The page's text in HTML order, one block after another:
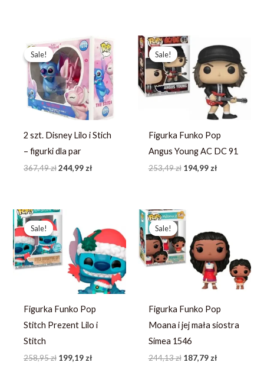
Sale!
Sale!
2 szt. Disney Lilo i Stich
– figurki dla par
367,49zł
Pierwotna
cena
wynosiła:
367,49 zł.
244,99zł
Aktualna
cena
wynosi:
244,99 zł.
Sale!
Sale!
Figurka Funko Pop
Angus Young AC DC 91
253,49zł
Pierwotna
cena
wynosiła:
253,49 zł.
194,99zł
cena
wynosi:
194,99 zł.
Sale!
Sale!
Figurka Funko Pop
Stitch Prezent Lilo i
Stitch
258,95zł
Pierwotna
wynosiła:
258,95 zł.
199,19zł
wynosi:
199,19 zł.
Sale!
Sale!
Figurka Funko Pop
Moana i jej mała siostra
Simea 1546
244,13zł
Pierwotna
cena
wynosiła:
244,13 zł.
187,79zł
wynosi:
187,79 zł.